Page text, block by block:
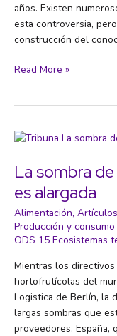
años. Existen
esta controversia,
construcción del
El
científicos
el
debate
sobre
la
ganadería
Read More »
La sombra
es alargada
Alimentación, Artículos
Producción y
ODS 15 Ecosistemas
Mientras los
hortofrutícolas del
Logistica de Berlín, la
largas sombras que
proveedores.